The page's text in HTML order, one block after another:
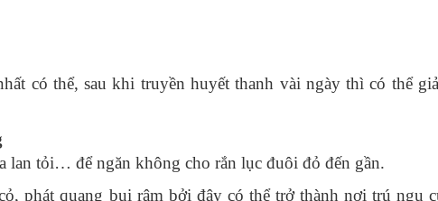
có thể, sau khi truyền huyết thanh vài ngày thì có thể
lan tỏi… để ngăn không cho rắn lục đuôi đỏ đến gần.
phát quang bụi rậm bởi đây có thể trở thành nơi trú ngụ